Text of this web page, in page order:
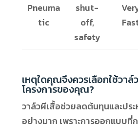
Pneuma
tic
shut-
off,
safety
เหตุใดคุณจึงควรเลือกใช้วาล์
โครงการของคุณ?
วาล์วผีเสื้อช่วยลดต้นทุนและปร
อย่างมาก เพราะการออกแบบที่